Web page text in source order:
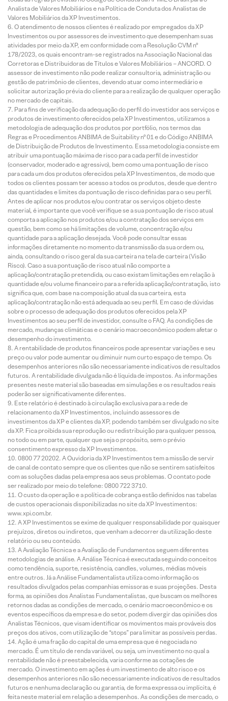
Analista de Valores Mobiliários e na Política de Conduta dos Analistas de
Valores Mobiliários da XP Investimentos.
O atendimento de nossos clientes é realizado por empregados da XP
Investimentos ou por assessores de investimento que desempenham suas
atividades por meio da XP, em conformidade com a Resolução CVM nº
178/2023, os quais encontram-se registrados na Associação Nacional das
Corretoras e Distribuidoras de Títulos e Valores Mobiliários – ANCORD. O
assessor de investimento não pode realizar consultoria, administração ou
gestão de patrimônio de clientes, devendo atuar como intermediário e
solicitar autorização prévia do cliente para a realização de qualquer operação
no mercado de capitais.
Para fins de verificação da adequação do perfil do investidor aos serviços e
produtos de investimento oferecidos pela XP Investimentos, utilizamos a
metodologia de adequação dos produtos por portfólio, nos termos das
Regras e Procedimentos ANBIMA de Suitability nº 01 e do Código ANBIMA
de Distribuição de Produtos de Investimento. Essa metodologia consiste em
atribuir uma pontuação máxima de risco para cada perfil de investidor
(conservador, moderado e agressivo), bem como uma pontuação de risco
para cada um dos produtos oferecidos pela XP Investimentos, de modo que
todos os clientes possam ter acesso a todos os produtos, desde que dentro
das quantidades e limites da pontuação de risco definidas para o seu perfil.
Antes de aplicar nos produtos e/ou contratar os serviços objeto deste
material, é importante que você verifique se a sua pontuação de risco atual
comporta a aplicação nos produtos e/ou a contratação dos serviços em
questão, bem como se há limitações de volume, concentração e/ou
quantidade para a aplicação desejada. Você pode consultar essas
informações diretamente no momento da transmissão da sua ordem ou,
ainda, consultando o risco geral da sua carteira na tela de carteira (Visão
Risco). Caso a sua pontuação de risco atual não comporte a
aplicação/contratação pretendida, ou caso existam limitações em relação à
quantidade e/ou volume financeiro para a referida aplicação/contratação, isto
significa que, com base na composição atual da sua carteira, esta
aplicação/contratação não está adequada ao seu perfil. Em caso de dúvidas
sobre o processo de adequação dos produtos oferecidos pela XP
Investimentos ao seu perfil de investidor, consulte o FAQ. As condições de
mercado, mudanças climáticas e o cenário macroeconômico podem afetar o
desempenho do investimento.
A rentabilidade de produtos financeiros pode apresentar variações e seu
preço ou valor pode aumentar ou diminuir num curto espaço de tempo. Os
desempenhos anteriores não são necessariamente indicativos de resultados
futuros. A rentabilidade divulgada não é líquida de impostos. As informações
presentes neste material são baseadas em simulações e os resultados reais
poderão ser significativamente diferentes.
Este relatório é destinado à circulação exclusiva para a rede de
relacionamento da XP Investimentos, incluindo assessores de
investimentos da XP e clientes da XP, podendo também ser divulgado no site
da XP. Fica proibida sua reprodução ou redistribuição para qualquer pessoa,
no todo ou em parte, qualquer que seja o propósito, sem o prévio
consentimento expresso da XP Investimentos.
0800 77 20202. A Ouvidoria da XP Investimentos tem a missão de servir
de canal de contato sempre que os clientes que não se sentirem satisfeitos
com as soluções dadas pela empresa aos seus problemas. O contato pode
ser realizado por meio do telefone: 0800 722 3710.
O custo da operação e a política de cobrança estão definidos nas tabelas
de custos operacionais disponibilizadas no site da XP Investimentos:
www.xpi.com.br.
A XP Investimentos se exime de qualquer responsabilidade por quaisquer
prejuízos, diretos ou indiretos, que venham a decorrer da utilização deste
relatório ou seu conteúdo.
A Avaliação Técnica e a Avaliação de Fundamentos seguem diferentes
metodologias de análise. A Análise Técnica é executada seguindo conceitos
como tendência, suporte, resistência, candles, volumes, médias móveis
entre outros. Já a Análise Fundamentalista utiliza como informação os
resultados divulgados pelas companhias emissoras e suas projeções. Desta
forma, as opiniões dos Analistas Fundamentalistas, que buscam os melhores
retornos dadas as condições de mercado, o cenário macroeconômico e os
eventos específicos da empresa e do setor, podem divergir das opiniões dos
Analistas Técnicos, que visam identificar os movimentos mais prováveis dos
preços dos ativos, com utilização de “stops” para limitar as possíveis perdas.
Ação é uma fração do capital de uma empresa que é negociada no
mercado. É um título de renda variável, ou seja, um investimento no qual a
rentabilidade não é preestabelecida, varia conforme as cotações de
mercado. O investimento em ações é um investimento de alto risco e os
desempenhos anteriores não são necessariamente indicativos de resultados
futuros e nenhuma declaração ou garantia, de forma expressa ou implícita, é
feita neste material em relação a desempenhos. As condições de mercado, o